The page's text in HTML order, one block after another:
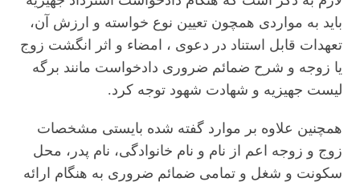
باید به مواردی همچون تعیین نوع خواسته و ارزش آن،
تعهدات قابل استناد در دعوی ، امضاء و اثر انگشت زوج
یا زوجه و شرح ضمائم ضروری دادخواست مانند برگه
لیست جهیزیه و شهادت شهود توجه کرد.
همچنین علاوه بر موارد گفته شده بایستی مشخصات
زوج و زوجه اعم از نام و نام خانوادگی، نام پدر، محل
سکونت و شغل و تمامی ضمائم ضروری به هنگام ارائه